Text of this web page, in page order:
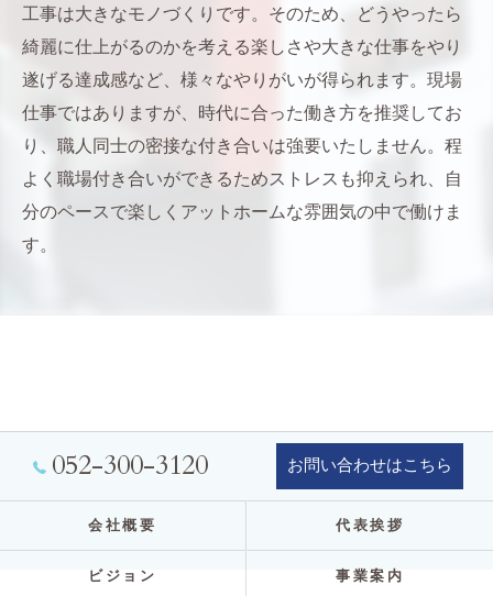
工事は大きなモノづくりです。そのため、どうやったら
綺麗に仕上がるのかを考える楽しさや大きな仕事をやり
遂げる達成感など、様々なやりがいが得られます。現場
仕事ではありますが、時代に合った働き方を推奨してお
り、職人同士の密接な付き合いは強要いたしません。程
よく職場付き合いができるためストレスも抑えられ、自
分のペースで楽しくアットホームな雰囲気の中で働けま
す。
052-300-3120 お問い合わせはこちら
会社概要 代表挨拶
ビジョン 事業案内